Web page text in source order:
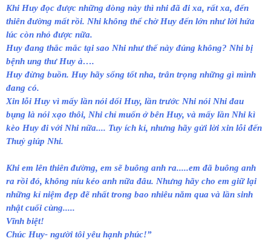
Khi Huy đọc được những dòng này thì nhi đã đi xa, rất xa, đến
thiên đường mất rồi. Nhi không thể chờ Huy đến lớn như lời hứa
lúc còn nhỏ được nữa.
Huy đang thắc mắc tại sao Nhi như thế này đúng không? Nhi bị
bệnh ung thư Huy à….
Huy đừng buồn. Huy hãy sống tốt nha, trân trọng những gì mình
đang có.
Xin lỗi Huy vì mấy lần nói dối Huy, lần trước Nhi nói Nhi đau
bụng là nói xạo thôi, Nhi chỉ muốn ở bên Huy, và mấy lần Nhi kì
kèo Huy đi với Nhi nữa.... Tuy ích kỉ, nhưng hãy gửi lời xin lỗi đến
Thuỷ giúp Nhi.
Khi em lên thiên đường, em sẽ buông anh ra.....em đã buông anh
ra rồi đó, không níu kéo anh nữa đâu. Nhưng hãy cho em giữ lại
những kỉ niệm đẹp đẽ nhất trong bao nhiêu năm qua và lần sinh
nhật cuối cùng.....
Vĩnh biệt!
Chúc Huy- người tôi yêu hạnh phúc!”